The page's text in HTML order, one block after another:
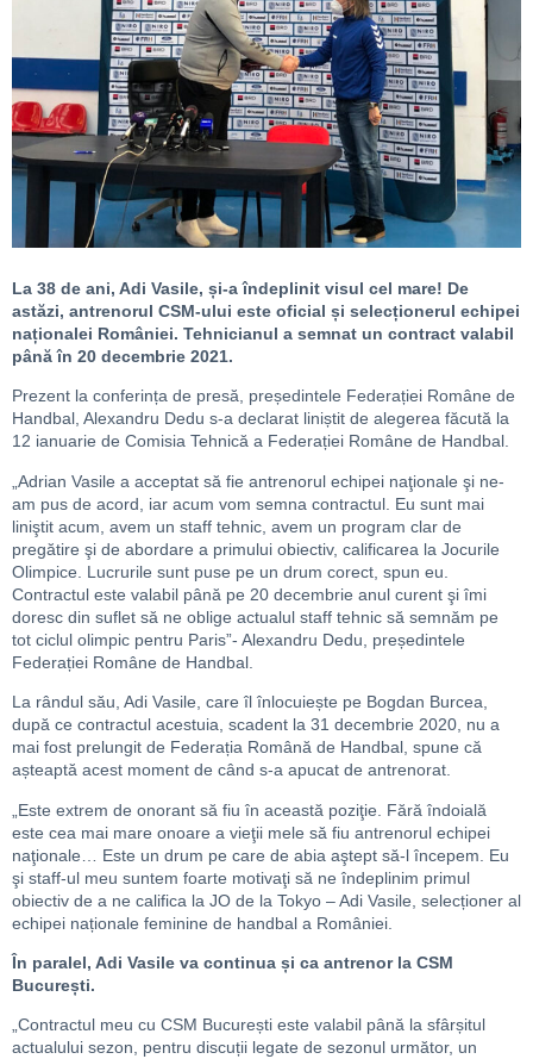
La 38 de ani, Adi Vasile, și-a îndeplinit visul cel mare! De
astăzi, antrenorul CSM-ului este oficial și selecționerul echipei
naționalei României. Tehnicianul a semnat un contract valabil
până în 20 decembrie 2021.
Prezent la conferința de presă, președintele Federației Române de
Handbal, Alexandru Dedu s-a declarat liniștit de alegerea făcută la
12 ianuarie de Comisia Tehnică a Federației Române de Handbal.
„Adrian Vasile a acceptat să fie antrenorul echipei naţionale şi ne-
am pus de acord, iar acum vom semna contractul. Eu sunt mai
liniştit acum, avem un staff tehnic, avem un program clar de
pregătire şi de abordare a primului obiectiv, calificarea la Jocurile
Olimpice. Lucrurile sunt puse pe un drum corect, spun eu.
Contractul este valabil până pe 20 decembrie anul curent şi îmi
doresc din suflet să ne oblige actualul staff tehnic să semnăm pe
tot ciclul olimpic pentru Paris”- Alexandru Dedu, președintele
Federației Române de Handbal.
La rândul său, Adi Vasile, care îl înlocuiește pe Bogdan Burcea,
după ce contractul acestuia, scadent la 31 decembrie 2020, nu a
mai fost prelungit de Federația Română de Handbal, spune că
așteaptă acest moment de când s-a apucat de antrenorat.
„Este extrem de onorant să fiu în această poziţie. Fără îndoială
este cea mai mare onoare a vieţii mele să fiu antrenorul echipei
naţionale… Este un drum pe care de abia aştept să-l începem. Eu
şi staff-ul meu suntem foarte motivaţi să ne îndeplinim primul
obiectiv de a ne califica la JO de la Tokyo – Adi Vasile, selecționer al
echipei naționale feminine de handbal a României.
În paralel, Adi Vasile va continua și ca antrenor la CSM
București.
„Contractul meu cu CSM București este valabil până la sfârșitul
actualului sezon, pentru discuții legate de sezonul următor, un